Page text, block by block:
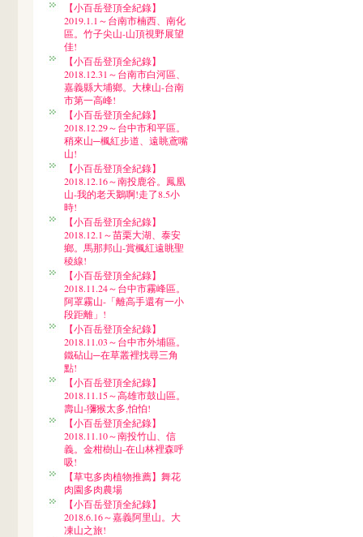
【小百岳登頂全紀錄】
2019.1.1～台南市楠西、南化
區。竹子尖山-山頂視野展望
佳!
【小百岳登頂全紀錄】
2018.12.31～台南市白河區、
嘉義縣大埔鄉。大棟山-台南
市第一高峰!
【小百岳登頂全紀錄】
2018.12.29～台中市和平區。
稍來山─楓紅步道、遠眺鳶嘴
山!
【小百岳登頂全紀錄】
2018.12.16～南投鹿谷。鳳凰
山-我的老天鵝啊!走了8.5小
時!
【小百岳登頂全紀錄】
2018.12.1～苗栗大湖、泰安
鄉。馬那邦山-賞楓紅遠眺聖
稜線!
【小百岳登頂全紀錄】
2018.11.24～台中市霧峰區。
阿罩霧山-「離高手還有一小
段距離」!
【小百岳登頂全紀錄】
2018.11.03～台中市外埔區。
鐵砧山─在草叢裡找尋三角
點!
【小百岳登頂全紀錄】
2018.11.15～高雄市鼓山區。
壽山-獼猴太多,怕怕!
【小百岳登頂全紀錄】
2018.11.10～南投竹山、信
義。金柑樹山-在山林裡森呼
吸!
【草屯多肉植物推薦】舞花
肉園多肉農場
【小百岳登頂全紀錄】
2018.6.16～嘉義阿里山。大
凍山之旅!